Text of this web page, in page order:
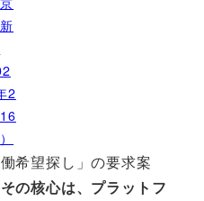
2
希望探し」の要求案
その核心は、プラットフ